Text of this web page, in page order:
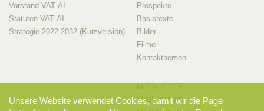
Vorstand VAT AI
Statuten VAT AI
Strategie 2022-2032 (Kurzversion)
Prospekte
Basistexte
Bilder
Filme
Kontaktperson
Mitglieder-Info
Unsere Website verwendet Cookies, damit wir die Page